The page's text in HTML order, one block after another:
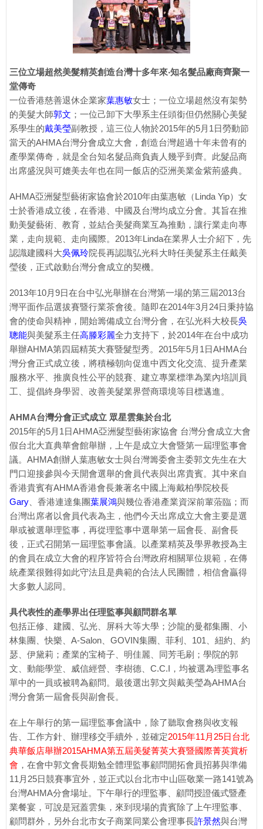
三位立場超然美髮精英創造台灣十多年來‧知名髮品廠商齊聚一
堂傳奇
一位香港慈善退休企業家葉惠敏女士；一位立場超然沒有架勢
的美髮大師郭文 ；一位己卸下大學系主任頭銜但仍然關心美髮
系學生的戴美瑩副教授，這三位人物於2015年的5月1日勞動節
當天的AHMA台灣分會成立大會，創造台灣超過十年未曾有的
產學業傳奇，就是全台知名髮品商負責人幾乎到齊。此髮品商
出席盛況與可媲美去年也在同一飯店的亞洲美業金紫荊盛典。
AHMA亞洲髮型藝術家協會於2010年由葉惠敏（Linda Yip）女
士於香港成立後，在香港、中國及台灣均成立分會。其旨在推
動美髮藝術、教育，並結合美髮商業互為推動，讓行業走向專
業，走向規範、走向國際。2013年Linda在業界人士介紹下，先
認識建國科大吳佩玲院長再認識弘光科大時任美髮系主任戴美
瑩後，正式啟動台灣分會成立的契機。
2013年10月9日在台中弘光舉辦在台灣第一場的第三屆2013台
灣平面作品選拔賽暨行業茶會後。隨即在2014年3月24日秉持協
會的使命與精神，開始籌備成立台灣分會，在弘光科大校長吳
聰能與美髮系主任高滕彩麗全力支持下，於2014年在台中成功
舉辦AHMA第四屆精英大賽暨髮型秀。2015年5月1日AHMA台
灣分會正式成立後，將積極朝向促進中西文化交流、提升產業
服務水平、推廣良性公平的競賽、建立專業標準為業內培訓員
工、提倡終身學習、改善美髮業界營商環境等目標邁進。
AHMA台灣分會正式成立 眾星雲集於台北
2015年的5月1日AHMA亞洲髮型藝術家協會 台灣分會成立大會
假台北大直典華會館舉辦，上午是成立大會暨第一屆理監事會
議。AHMA創辦人葉惠敏女士與台灣籌委會主委郭文先生在大
門口迎接參與今天開會選舉的會員代表與出席貴賓。其中來自
香港貴賓有AHMA香港會長兼著名中國上海戴柏學院校長
Gary 、香港連達集團葉展鴻與幾位香港產業資深前輩蒞臨；而
台灣出席者以會員代表為主，他們今天出席成立大會主要是選
舉或被選舉理監事，再從理監事中選舉第一屆會長、副會長
後，正式召開第一屆理監事會議。以產業精英及學界教授為主
的會員在成立大會的程序皆符合台灣政府相關單位規範，在傳
統產業很難得如此守法且是典範的合法人民團體，相信會贏得
大多數人認同。
具代表性的產學界出任理監事與顧問群名單
包括正修、建國、弘光、屏科大等大學；沙龍的曼都集團、小
林集團、快樂、A-Salon、GOVIN集團、菲利、101、紐約、約
瑟、伊黛莉；產業的宝椅子、明佳麗、同芳毛刷；學院的郭
文、動能學堂、威信經營、李樹德、C.C.I，均被選為理監事名
單中的一員或被聘為顧問。最後選出郭文與戴美瑩為AHMA台
灣分會第一屆會長與副會長。
在上午舉行的第一屆理監事會議中，除了聽取會務與收支報
告、工作方針、辦理移交手續外，並確定2015年11月25日台北
典華飯店舉辦2015AHMA第五屆美髮菁英大賽暨國際菁英賞析
會 ，在會中郭文會長期勉全體理監事顧問開拓會員招募與準備
11月25日競賽事宜外，並正式以台北市中山區敬業一路141號為
台灣AHMA分會場址。下午舉行的理監事、顧問授證儀式暨產
業餐宴，可說是冠蓋雲集，來到現場的貴賓除了上午理監事、
顧問群外，另外台北市女子商業同業公會理事長許景然與台灣